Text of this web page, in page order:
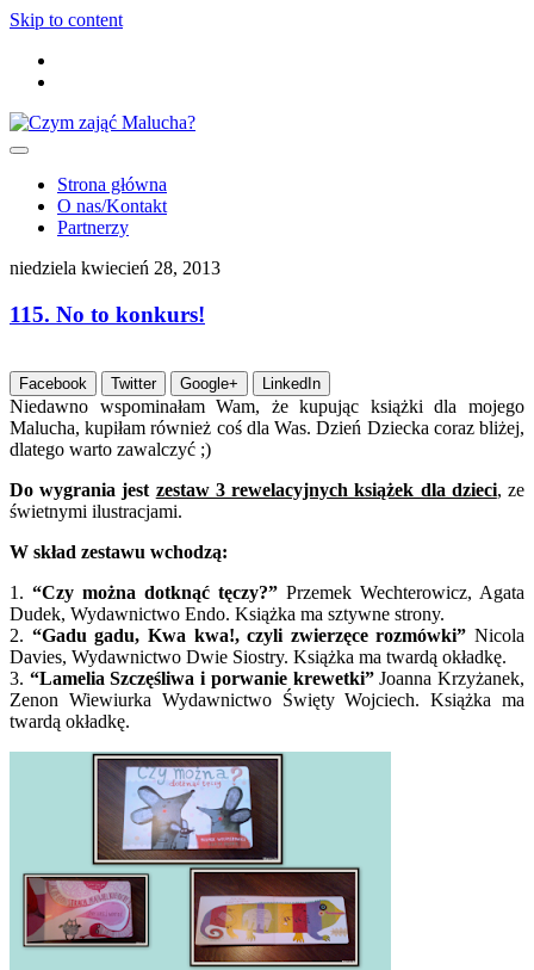
Skip to content
Strona główna
O nas/Kontakt
Partnerzy
niedziela kwiecień 28, 2013
115. No to konkurs!
Facebook Twitter Google+ LinkedIn
Niedawno wspominałam Wam, że kupując książki dla mojego
Malucha, kupiłam również coś dla Was. Dzień Dziecka coraz bliżej,
dlatego warto zawalczyć ;)
Do wygrania jest zestaw 3 rewelacyjnych książek dla dzieci, ze
świetnymi ilustracjami.
W skład zestawu wchodzą:
1. “Czy można dotknąć tęczy?” Przemek Wechterowicz, Agata
Dudek, Wydawnictwo Endo. Książka ma sztywne strony.
2. “Gadu gadu, Kwa kwa!, czyli zwierzęce rozmówki” Nicola
Davies, Wydawnictwo Dwie Siostry. Książka ma twardą okładkę.
3. “Lamelia Szczęśliwa i porwanie krewetki”Joanna Krzyżanek,
Zenon Wiewiurka Wydawnictwo Święty Wojciech. Książka ma
twardą okładkę.